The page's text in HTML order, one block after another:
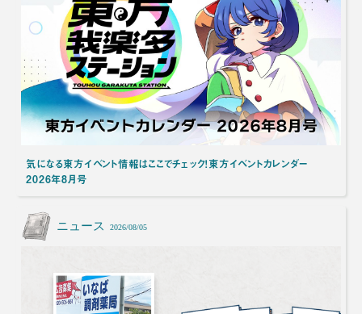
気になる東方イベント情報はここでチェック！東方イベントカレンダー
2026年8月号
ニュース 2026/08/05